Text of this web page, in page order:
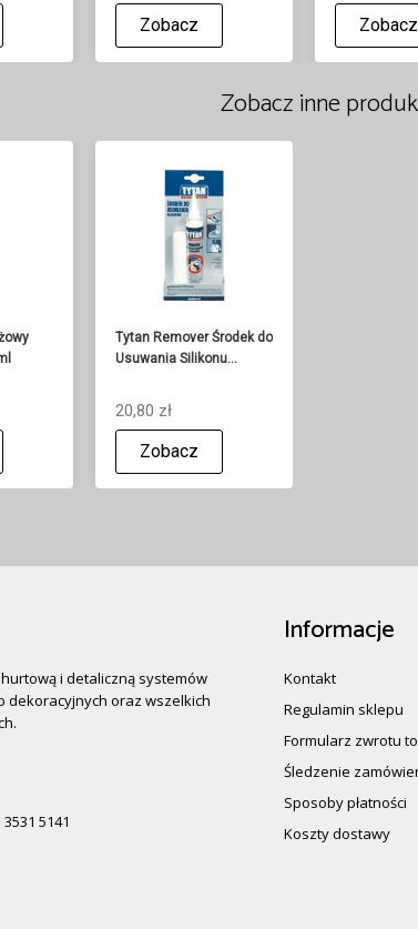
Zobacz Zobacz
Zobacz inne
Tytan Remover Środek do
Usuwania Silikonu...
20,80 zł
Zobacz
i detaliczną systemów
dekoracyjnych oraz wszelkich
5141
Informacje
Kontakt
Regulamin sklepu
Formularz zwrotu
Śledzenie
Sposoby płatności
Koszty dostawy